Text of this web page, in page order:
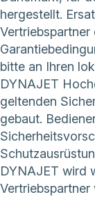
hergestellt.
Vertriebspartner
bitte an Ihren
DYNAJET
geltenden
gebaut.
DYNAJET wird